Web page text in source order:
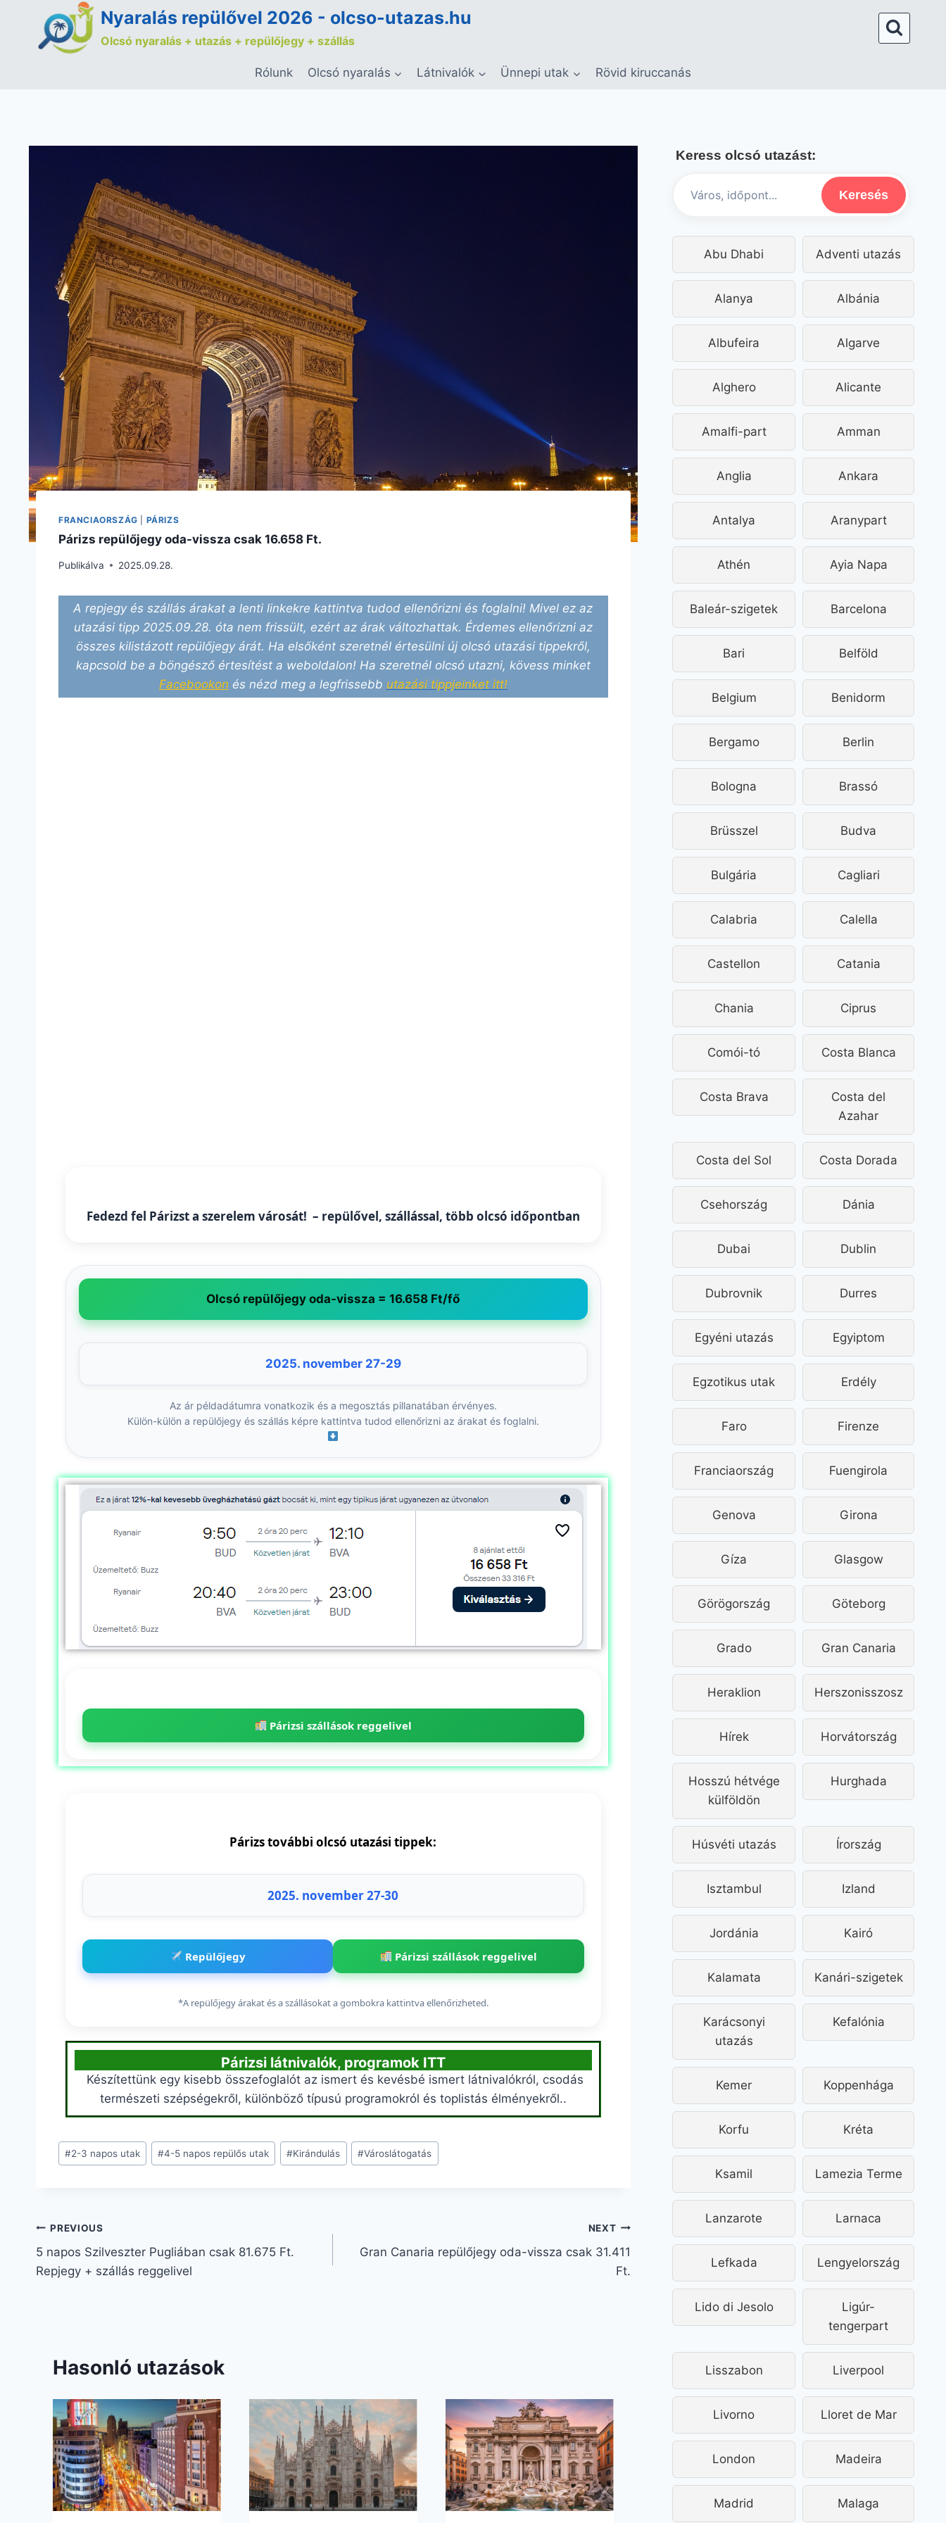
Nyaralás repülővel 2026 - olcso-utazas.hu
Olcsó nyaralás + utazás + repülőjegy + szállás
Rólunk Olcsó nyaralás Látnivalók Ünnepi utak Rövid kiruccanás
FRANCIAORSZÁG PÁRIZS
Párizs repülőjegy oda-vissza csak 16.658 Ft.
Publikálva 2025.09.28.
A repjegy és szállás árakat a lenti linkekre kattintva tudod ellenőrizni és foglalni! Mivel ez az
utazási tipp 2025.09.28. óta nem frissült, ezért az árak változhattak. Érdemes ellenőrizni az
összes kilistázott repülőjegy árát. Ha elsőként szeretnél értesülni új olcsó utazási tippekről,
kapcsold be a böngésző értesítést a weboldalon! Ha szeretnél olcsó utazni, kövess minket
Facebookon és nézd meg a legfrissebb utazási tippjeinket itt!
Fedezd fel Párizst a szerelem városát! – repülővel, szállással, több olcsó időpontban
Olcsó repülőjegy oda-vissza = 16.658 Ft/fő
2025. november 27-29
Az ár példadátumra vonatkozik és a megosztás pillanatában érvényes.
Külön-külön a repülőjegy és szállás képre kattintva tudod ellenőrizni az árakat és foglalni.
Párizsi szállások reggelivel
Párizs további olcsó utazási tippek:
2025. november 27-30
Repülőjegy Párizsi szállások reggelivel
*A repülőjegy árakat és a szállásokat a gombokra kattintva ellenőrizheted.
Párizsi látnivalók, programok ITT
Készítettünk egy kisebb összefoglalót az ismert és kevésbé ismert látnivalókról, csodás
természeti szépségekről, különböző típusú programokról és toplistás élményekről..
#2-3 napos utak #4-5 napos repülős utak #Kirándulás #Városlátogatás
PREVIOUS
5 napos Szilveszter Pugliában csak 81.675 Ft.
Repjegy + szállás reggelivel
NEXT
Gran Canaria repülőjegy oda-vissza csak 31.411
Ft.
Hasonló utazások
Keress olcsó utazást:
Keresés
Abu Dhabi Adventi utazás
Alanya Albánia
Albufeira Algarve
Alghero Alicante
Amalfi-part Amman
Anglia Ankara
Antalya Aranypart
Athén Ayia Napa
Baleár-szigetek Barcelona
Bari Belföld
Belgium Benidorm
Bergamo Berlin
Bologna Brassó
Brüsszel Budva
Bulgária Cagliari
Calabria Calella
Castellon Catania
Chania Ciprus
Comói-tó Costa Blanca
Costa Brava
Costa del
Azahar
Costa del Sol Costa Dorada
Csehország Dánia
Dubai Dublin
Dubrovnik Durres
Egyéni utazás Egyiptom
Egzotikus utak Erdély
Faro Firenze
Franciaország Fuengirola
Genova Girona
Gíza Glasgow
Görögország Göteborg
Grado Gran Canaria
Heraklion Herszonisszosz
Hírek Horvátország
Hosszú hétvége
külföldön
Hurghada
Húsvéti utazás Írország
Isztambul Izland
Jordánia Kairó
Kalamata Kanári-szigetek
Karácsonyi
utazás
Kefalónia
Kemer Koppenhága
Korfu Kréta
Ksamil Lamezia Terme
Lanzarote Larnaca
Lefkada Lengyelország
Lido di Jesolo
Ligúr-
tengerpart
Lisszabon Liverpool
Livorno Lloret de Mar
London Madeira
Madrid Malaga